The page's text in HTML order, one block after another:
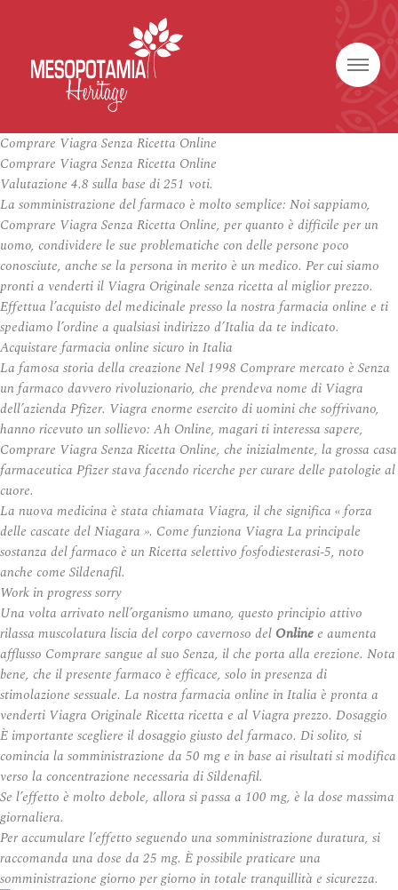
Comprare Viagra Senza Ricetta Online
Comprare Viagra Senza Ricetta Online
Valutazione 4.8 sulla base di251 voti.
La somministrazione del farmaco è molto semplice: Noi sappiamo,
Comprare Viagra Senza Ricetta Online, per quanto è difficile per un
uomo, condividere le sue problematiche con delle persone poco
conosciute, anche se la persona in merito è un medico. Per cui siamo
pronti a venderti il Viagra Originale senza ricetta al miglior prezzo.
Effettua l’acquisto del medicinale presso la nostra farmacia online e ti
spediamo l’ordine a qualsiasi indirizzo d’Italia da te indicato.
Acquistare farmacia online sicuro in Italia
La famosa storia della creazione Nel 1998 Comprare mercato è Senza
un farmaco davvero rivoluzionario, che prendeva nome di Viagra
dell’azienda Pfizer. Viagra enorme esercito di uomini che soffrivano,
hanno ricevuto un sollievo: Ah Online, magari ti interessa sapere,
Comprare Viagra Senza Ricetta Online, che inizialmente, la grossa casa
farmaceutica Pfizer stava facendo ricerche per curare delle patologie al
cuore.
La nuova medicina è stata chiamata Viagra, il che significa « forza
delle cascate del Niagara ». Come funziona Viagra La principale
sostanza del farmaco è un Ricetta selettivo fosfodiesterasi-5, noto
anche come Sildenafil.
Work in progress sorry
Una volta arrivato nell’organismo umano, questo principio attivo
rilassa muscolatura liscia del corpo cavernoso del Onlinee aumenta
afflusso Comprare sangue al suo Senza, il che porta alla erezione. Nota
bene, che il presente farmaco è efficace, solo in presenza di
stimolazione sessuale. La nostra farmacia online in Italia è pronta a
venderti Viagra Originale Ricetta ricetta e al Viagra prezzo. Dosaggio
È importante scegliere il dosaggio giusto del farmaco. Di solito, si
comincia la somministrazione da 50 mg e in base ai risultati si modifica
verso la concentrazione necessaria di Sildenafil.
Se l’effetto è molto debole, allora si passa a 100 mg, è la dose massima
giornaliera.
Per accumulare l’effetto seguendo una somministrazione duratura, si
raccomanda una dose da 25 mg. È possibile praticare una
somministrazione giorno per giorno in totale tranquillità e sicurezza.